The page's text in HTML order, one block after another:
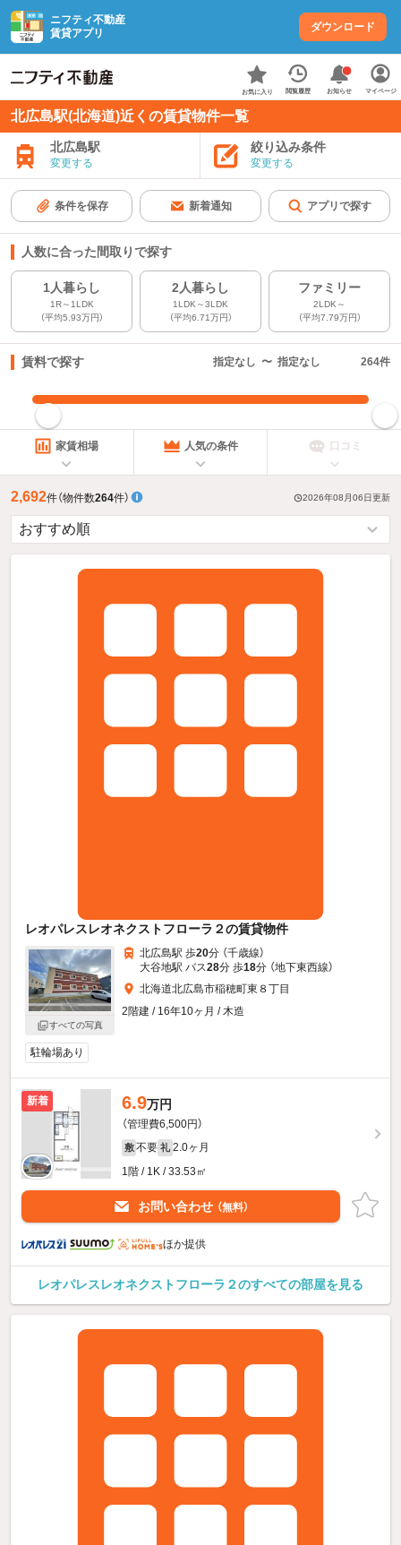
ニフティ不動産
賃貸アプリ
ダウンロード
お気に入り 閲覧履歴 お知らせ マイページ
北広島駅(北海道)近くの賃貸物件一覧
北広島駅
変更する
絞り込み条件
変更する
条件を保存 新着通知 アプリで探す
人数に合った間取りで探す
1人暮らし
1R～1LDK
（平均5.93万円）
2人暮らし
1LDK～3LDK
（平均6.71万円）
ファミリー
2LDK～
（平均7.79万円）
賃料で探す 指定なし 〜 指定なし 264件
指定した賃料で絞り込む
家賃相場 人気の条件 口コミ
2,692件（物件数264件） 2026年08月06日更新
レオパレスレオネクストフローラ２の賃貸物件
すべての写真
北広島駅 歩20分 （千歳線）
大谷地駅 バス28分 歩18分 （地下東西線）
北海道北広島市稲穂町東８丁目
2階建 / 16年10ヶ月 / 木造
駐輪場あり
新着 6.9万円
（管理費6,500円）
敷 不要 礼 2.0ヶ月
1階 / 1K / 33.53㎡
お問い合わせ （無料）
ほか提供
レオパレスレオネクストフローラ２のすべての部屋を見る